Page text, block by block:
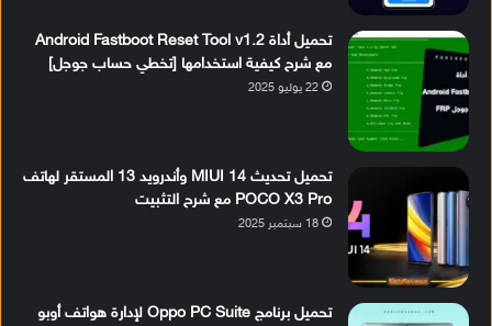
تحميل أداة Android Fastboot Reset Tool v1.2
مع شرح كيفية استخدامها [تخطي حساب جوجل]
22 يوليو 2025
تحميل تحديث MIUI 14 وأندرويد 13 المستقر لهاتف
POCO X3 Pro مع شرح التثبيت
18 سبتمبر 2025
تحميل برنامج Oppo PC Suite لإدارة هواتف أوبو